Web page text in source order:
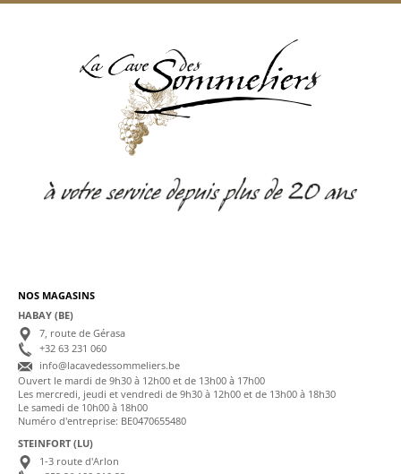
NOS MAGASINS
HABAY (BE)
7, route de Gérasa
+32 63 231 060
info@lacavedessommeliers.be
Ouvert le mardi de 9h30 à 12h00 et de 13h00 à 17h00
Les mercredi, jeudi et vendredi de 9h30 à 12h00 et de 13h00 à 18h30
Le samedi de 10h00 à 18h00
Numéro d'entreprise: BE0470655480
STEINFORT (LU)
1-3 route d'Arlon